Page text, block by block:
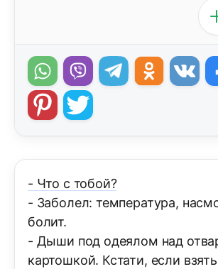
- Что с тобой?
- Заболел: температура,
болит.
- Дыши под одеялом над
картошкой. Кстати, если